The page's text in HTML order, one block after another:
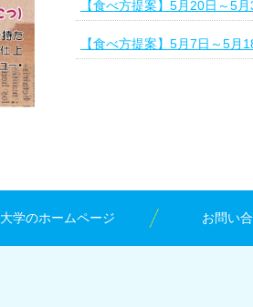
【食べ方提案】5月20日～5月
【食べ方提案】5月7日～5月
大学のホームページ お問い